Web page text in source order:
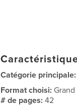
Catégorie principale:
Format choisi:
# de pages:42